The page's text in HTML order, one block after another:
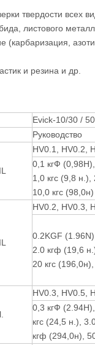
твердости всех
листового
(карбаризация,
и резина и др.
Evick-10/30 /
Руководство
HV0.1, HV0.2,
0,1 кгФ
1,0 кгс (9,8
10,0 кгс (98,0н)
HV0.2, HV0.3,
0.2KGF
2.0 кгф (19,6
20 кгс
HV0.3, HV0.5,
0,3 кгФ
кгс (24,5 н.),
кгф (294,0н),